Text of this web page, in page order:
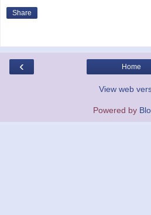
Share
‹ Home
View web
Powered by